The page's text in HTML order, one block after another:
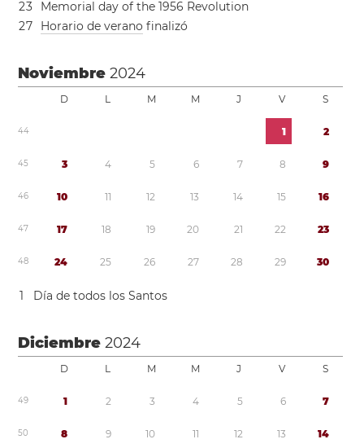
23
Memorial day of the 1956 Revolution
27 Horario de verano finalizó
Noviembre2024
D L M M J V S
44 1 2
45 3 4 5 6 7 8 9
46 10 11 12 13 14 15 16
47 17 18 19 20 21 22 23
48 24 25 26 27 28 29 30
1 Día de todos los Santos
Diciembre2024
D L M M J V S
49 1 2 3 4 5 6 7
50 8 9 10 11 12 13 14